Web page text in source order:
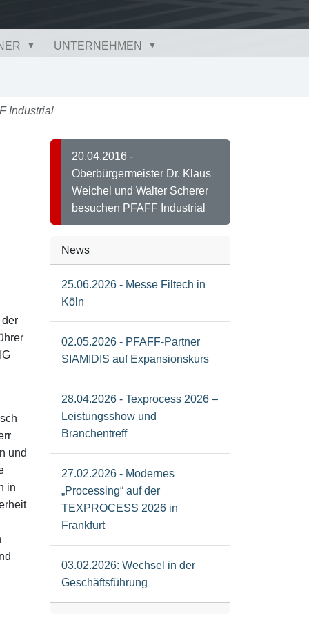
UNTERNEHMEN
Industrial
der
und
in
20.04.2016 -
Oberbürgermeister Dr. Klaus
Weichel und Walter Scherer
besuchen PFAFF Industrial
News
25.06.2026 - Messe Filtech in
Köln
02.05.2026 - PFAFF-Partner
SIAMIDIS auf Expansionskurs
28.04.2026 - Texprocess 2026 –
Leistungsshow und
Branchentreff
27.02.2026 - Modernes
„Processing“ auf der
TEXPROCESS 2026 in
Frankfurt
03.02.2026: Wechsel in der
Geschäftsführung